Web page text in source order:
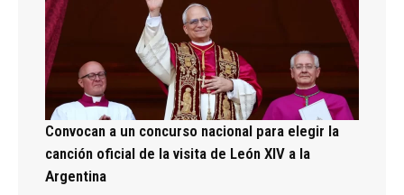
Convocan a un concurso nacional para elegir la
canción oficial de la visita de León XIV a la
Argentina